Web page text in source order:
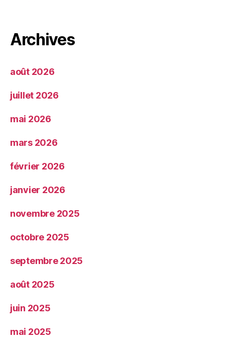
Archives
août 2026
juillet 2026
mai 2026
mars 2026
février 2026
janvier 2026
novembre 2025
octobre 2025
septembre 2025
août 2025
juin 2025
mai 2025